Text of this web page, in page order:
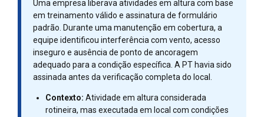
Uma empresa liberava atividades em altura com base
em treinamento válido e assinatura de formulário
padrão. Durante uma manutenção em cobertura, a
equipe identificou interferência com vento, acesso
inseguro e ausência de ponto de ancoragem
adequado para a condição específica. A PT havia sido
assinada antes da verificação completa do local.
Contexto: Atividade em altura considerada
rotineira, mas executada em local com condições